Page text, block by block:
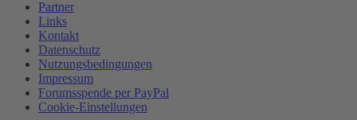
Partner
Links
Kontakt
Datenschutz
Nutzungsbedingungen
Impressum
Forumsspende per PayPal
Cookie-Einstellungen